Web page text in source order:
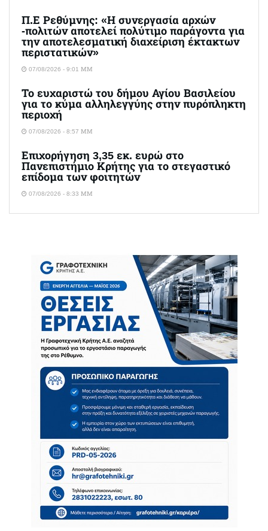
Π.Ε Ρεθύμνης: «Η συνεργασία αρχών
-πολιτών αποτελεί πολύτιμο παράγοντα για
την αποτελεσματική διαχείριση έκτακτων
περιστατικών»
07/08/2026 - 9:01 ΜΜ
Το ευχαριστώ του δήμου Αγίου Βασιλείου
για το κύμα αλληλεγγύης στην πυρόπληκτη
περιοχή
07/08/2026 - 8:57 ΜΜ
Επιχορήγηση 3,35 εκ. ευρώ στο
Πανεπιστήμιο Κρήτης για το στεγαστικό
επίδομα των φοιτητών
07/08/2026 - 8:33 ΜΜ